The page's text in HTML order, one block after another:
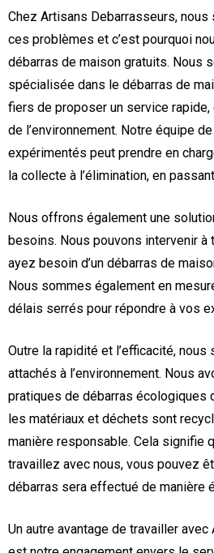
Chez Artisans Debarrasseurs,
ces problèmes et c’est pourquoi
débarras de maison gratuits. Nous
spécialisée dans le débarras de
fiers de proposer un service
de l’environnement. Notre équipe
expérimentés peut prendre en
la collecte à l’élimination, en
Nous offrons également une
besoins. Nous pouvons intervenir à
ayez besoin d’un débarras de
Nous sommes également en
délais serrés pour répondre à vos
Outre la rapidité et l’efficacité,
attachés à l’environnement. Nous
pratiques de débarras écologiques
les matériaux et déchets sont
manière responsable. Cela signifie
travaillez avec nous, vous pouvez
débarras sera effectué de manière
Un autre avantage de travailler